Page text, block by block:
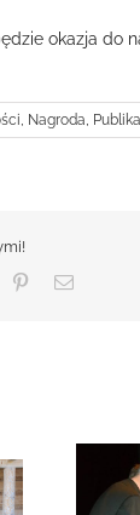
okazja do
, Nagroda,
PinterestEmail